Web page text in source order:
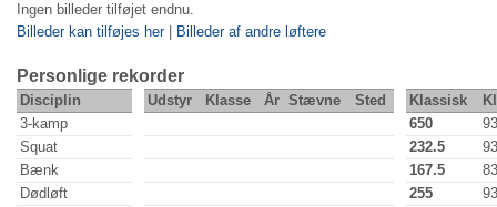
Ingen billeder tilføjet endnu.
Billeder kan tilføjes her| Billeder af andre løftere
Personlige rekorder
Disciplin Udstyr Klasse År Stævne Sted Klassisk
3-kamp
650
93
Squat
232.5
93
Bænk
167.5
83
Dødløft
255
93